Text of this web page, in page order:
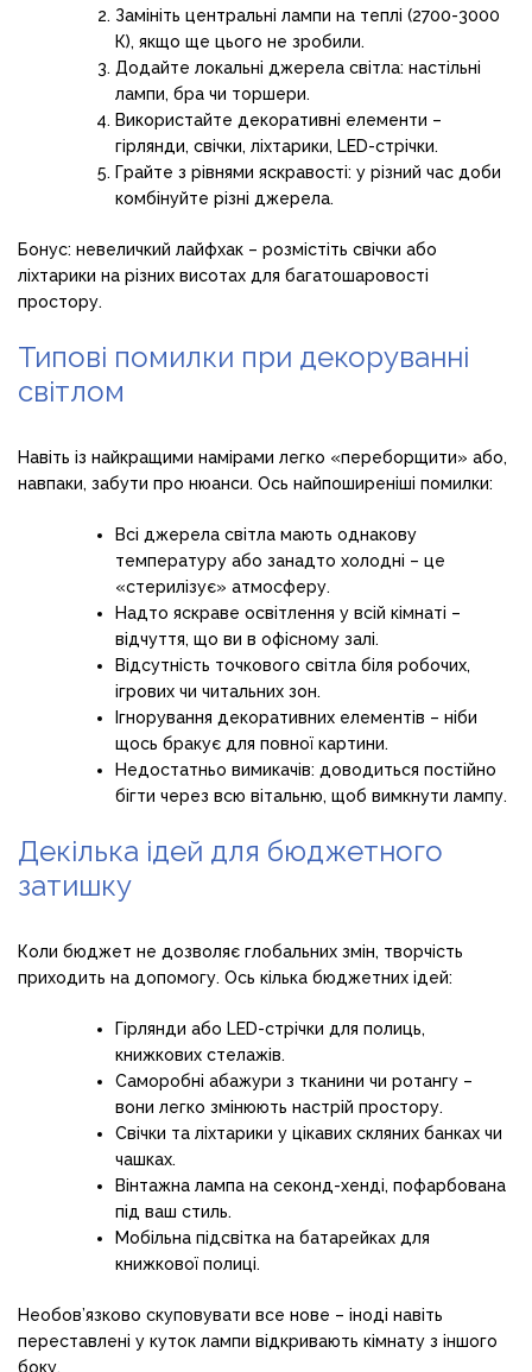
Замініть центральні лампи на теплі (2700-3000
К), якщо ще цього не зробили.
Додайте локальні джерела світла: настільні
лампи, бра чи торшери.
Використайте декоративні елементи –
гірлянди, свічки, ліхтарики, LED-стрічки.
Грайте з рівнями яскравості: у різний час доби
комбінуйте різні джерела.
Бонус: невеличкий лайфхак – розмістіть свічки або
ліхтарики на різних висотах для багатошаровості
простору.
Типові помилки при декоруванні
світлом
Навіть із найкращими намірами легко «переборщити» або,
навпаки, забути про нюанси. Ось найпоширеніші помилки:
Всі джерела світла мають однакову
температуру або занадто холодні – це
«стерилізує» атмосферу.
Надто яскраве освітлення у всій кімнаті –
відчуття, що ви в офісному залі.
Відсутність точкового світла біля робочих,
ігрових чи читальних зон.
Ігнорування декоративних елементів – ніби
щось бракує для повної картини.
Недостатньо вимикачів: доводиться постійно
бігти через всю вітальню, щоб вимкнути лампу.
Декілька ідей для бюджетного
затишку
Коли бюджет не дозволяє глобальних змін, творчість
приходить на допомогу. Ось кілька бюджетних ідей:
Гірлянди або LED-стрічки для полиць,
книжкових стелажів.
Саморобні абажури з тканини чи ротангу –
вони легко змінюють настрій простору.
Свічки та ліхтарики у цікавих скляних банках чи
чашках.
Вінтажна лампа на секонд-хенді, пофарбована
під ваш стиль.
Мобільна підсвітка на батарейках для
книжкової полиці.
Необов’язково скуповувати все нове – іноді навіть
переставлені у куток лампи відкривають кімнату з іншого
боку.